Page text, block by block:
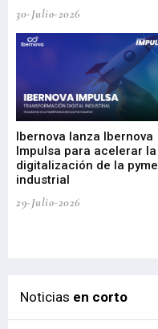
30-Julio-2026
Ibernova lanza Ibernova
Impulsa para acelerar la
digitalización de la pyme
industrial
29-Julio-2026
Noticias en corto